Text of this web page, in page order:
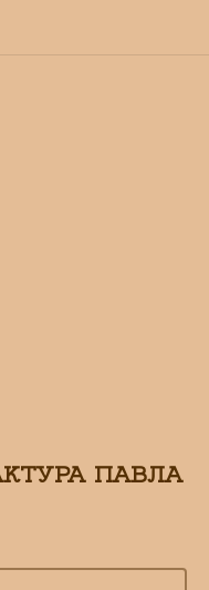
ПАВЛА